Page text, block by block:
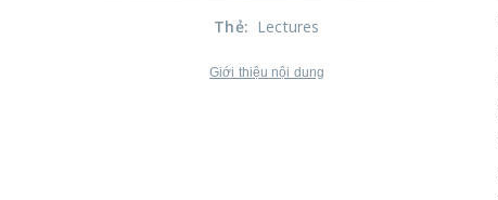
Thẻ: Lectures
Giới thiệu nội dung